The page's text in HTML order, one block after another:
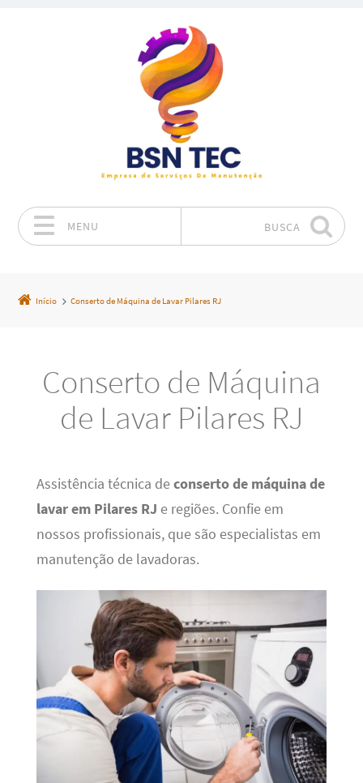
MENU BUSCA
Início Conserto de Máquina de Lavar Pilares RJ
Conserto de Máquina
de Lavar Pilares RJ
Assistência técnica deconserto de máquina de
lavar em Pilares RJ e regiões. Confie em
nossos profissionais, que são especialistas em
manutenção de lavadoras.